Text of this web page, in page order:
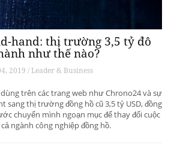
hand: thị trường 3,5 tỷ đô
như thế nào?
2019 / Leader & Business
trên các trang web như Chrono24 và sự
sang thị trường đồng hồ cũ 3,5 tỷ USD, đồng
chuyển mình ngoạn mục để thay đổi cuộc
ngành công nghiệp đồng hồ.